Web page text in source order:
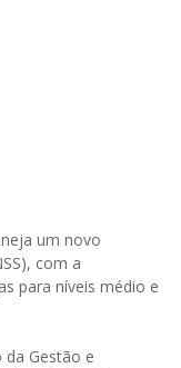
um novo
com a
para níveis médio e
Gestão e